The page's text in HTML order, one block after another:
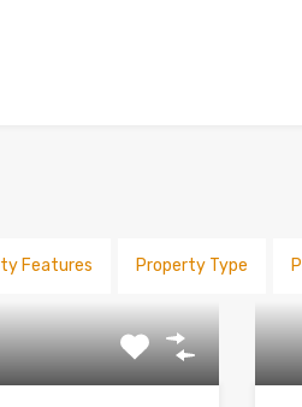
Features Property Type